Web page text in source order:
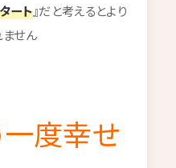
ート』だと考えるとより
せん
一度幸せ